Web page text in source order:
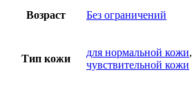
Возраст Без ограничений
Тип кожи
для нормальной кожи,
чувствительной кожи